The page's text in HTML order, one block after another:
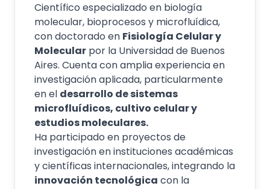
Científico especializado en biología
molecular, bioprocesos y microfluídica,
con doctorado en Fisiología Celular y
Molecular por la Universidad de Buenos
Aires. Cuenta con amplia experiencia en
investigación aplicada, particularmente
en el desarrollo de sistemas
microfluídicos, cultivo celular y
estudios moleculares.
Ha participado en proyectos de
investigación en instituciones académicas
y científicas internacionales, integrando la
innovación tecnológica con la